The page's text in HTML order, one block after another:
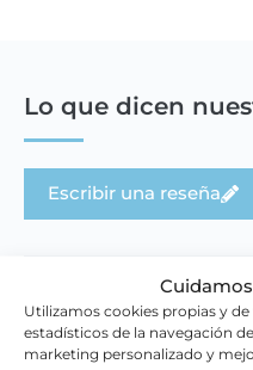
Utilizamos cookies propias y
estadísticos de la navegación
marketing personalizado y
Lo que dicen
Escribir una reseña